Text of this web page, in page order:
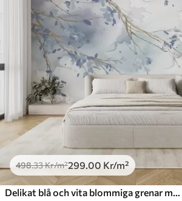
498.33Kr/m²299 .00 Kr/m²